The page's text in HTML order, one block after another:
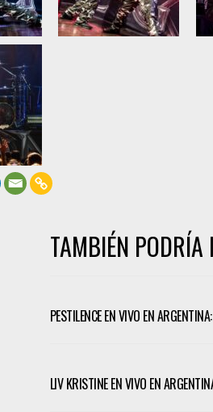
TAMBIÉN PODRÍA
PESTILENCE EN VIVO EN
LIV KRISTINE EN VIVO EN